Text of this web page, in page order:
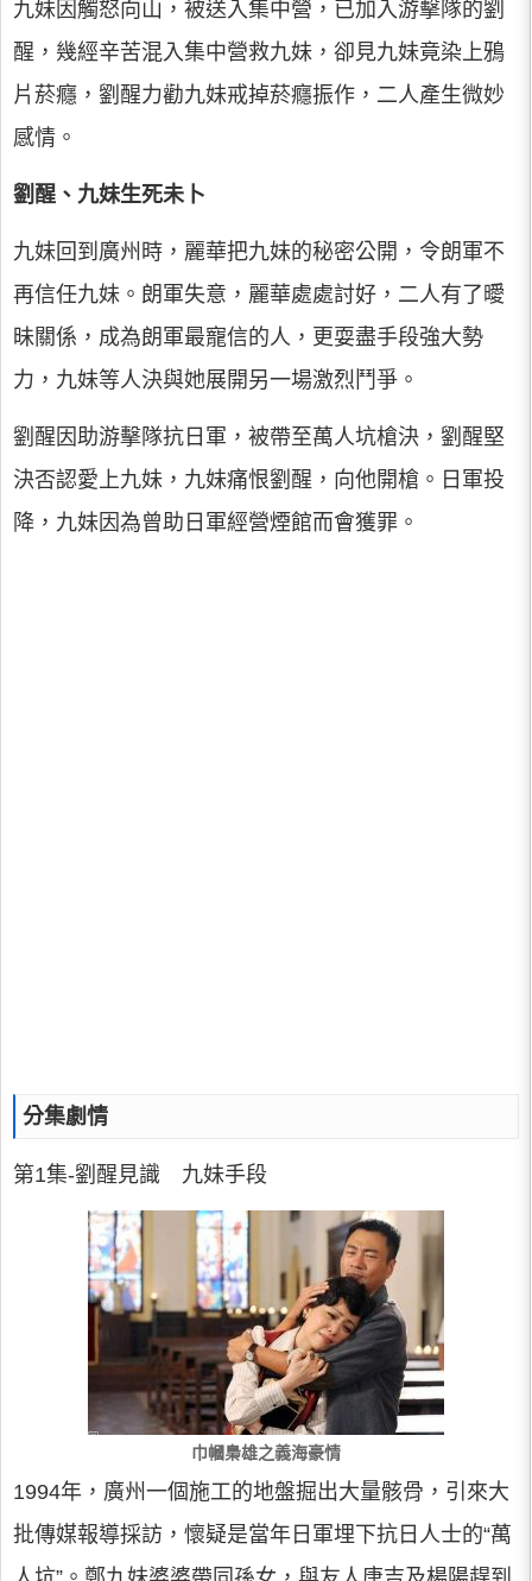
九妹因觸怒向山，被送入集中營，已加入游擊隊的劉
醒，幾經辛苦混入集中營救九妹，卻見九妹竟染上鴉
片菸癮，劉醒力勸九妹戒掉菸癮振作，二人產生微妙
感情。
劉醒、九妹生死未卜
九妹回到廣州時，麗華把九妹的秘密公開，令朗軍不
再信任九妹。朗軍失意，麗華處處討好，二人有了曖
昧關係，成為朗軍最寵信的人，更耍盡手段強大勢
力，九妹等人決與她展開另一場激烈鬥爭。
劉醒因助游擊隊抗日軍，被帶至萬人坑槍決，劉醒堅
決否認愛上九妹，九妹痛恨劉醒，向他開槍。日軍投
降，九妹因為曾助日軍經營煙館而會獲罪。
分集劇情
第1集-劉醒見識 九妹手段
巾幗梟雄之義海豪情
1994年，廣州一個施工的地盤掘出大量骸骨，引來大
批傳媒報導採訪，懷疑是當年日軍埋下抗日人士的“萬